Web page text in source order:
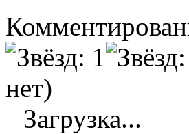
нет)
Загрузка...